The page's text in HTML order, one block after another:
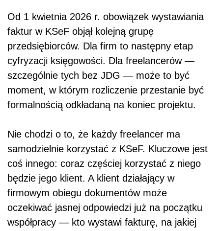
Od 1 kwietnia 2026 r. obowiązek wystawiania
faktur w KSeF objął kolejną grupę
przedsiębiorców. Dla firm to następny etap
cyfryzacji księgowości. Dla freelancerów —
szczególnie tych bez JDG — może to być
moment, w którym rozliczenie przestanie być
formalnością odkładaną na koniec projektu.
Nie chodzi o to, że każdy freelancer ma
samodzielnie korzystać z KSeF. Kluczowe jest
coś innego: coraz częściej korzystać z niego
będzie jego klient. A klient działający w
firmowym obiegu dokumentów może
oczekiwać jasnej odpowiedzi już na początku
współpracy — kto wystawi fakturę, na jakiej